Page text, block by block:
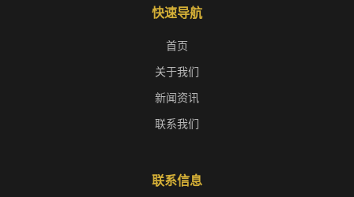
快速导航
首页
关于我们
新闻资讯
联系我们
联系信息